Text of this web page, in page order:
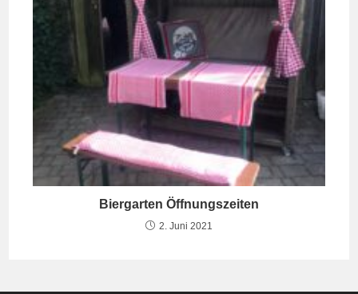
Biergarten Öffnungszeiten
2. Juni 2021